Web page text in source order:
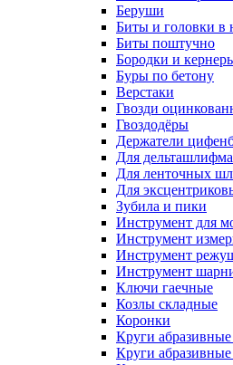
Беруши
Биты и головки в
Биты поштучно
Бородки и
Буры по бетону
Верстаки
Гвозди
Гвоздодёры
Держатели
Для
Для ленточных
Для
Зубила и пики
Инструмент для
Инструмент
Инструмент
Инструмент
Ключи гаечные
Козлы складные
Коронки
Круги
Круги